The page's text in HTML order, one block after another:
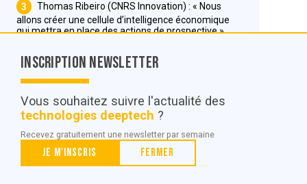
3
Thomas Ribeiro (CNRS Innovation) : « Nous
allons créer une cellule d’intelligence économique
qui mettra en place des actions de prospective »
© POC Media 2026
Tous droits réservés.
Qui sommes nous ?
Mentions légales
Inscription Newsletter
Vous souhaitez suivre l'actualité des
technologies deeptech ?
Recevez gratuitement une newsletter par semaine
Je m'inscris Fermer